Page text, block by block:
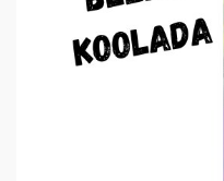
Inhalt: 14,00 ml